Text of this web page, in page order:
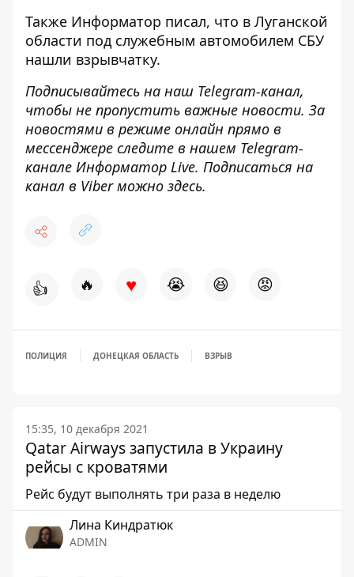
Также Информатор писал, что в Луганской
области под служебным автомобилем СБУ
нашли взрывчатку.
Подписывайтесь на наш Telegram-канал,
чтобы не пропустить важные новости. За
новостями в режиме онлайн прямо в
мессенджере следите в нашем Telegram-
канале Информатор Live. Подписаться на
канал в Viber можно здесь.
👍 🔥 ♥ 😭 😆 😡
ПОЛИЦИЯ ДОНЕЦКАЯ ОБЛАСТЬ ВЗРЫВ
15:35, 10 декабря 2021
Qatar Airways запустила в Украину
рейсы с кроватями
Рейс будут выполнять три раза в неделю
Лина Киндратюк
ADMIN